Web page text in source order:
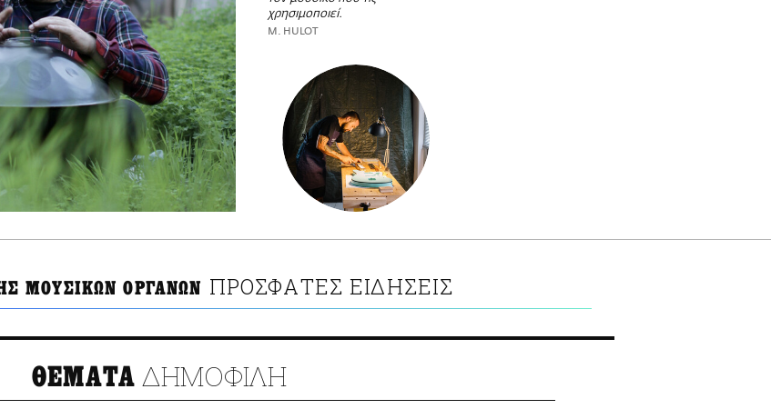
χρησιμοποιεί.
M. HULOT
ΜΟΥΣΙΚΩΝ ΟΡΓΑΝΩΝ ΠΡΟΣΦΑΤΕΣ ΕΙΔΗΣΕΙΣ
ΘΕΜΑΤΑ ΔΗΜΟΦΙΛΗ